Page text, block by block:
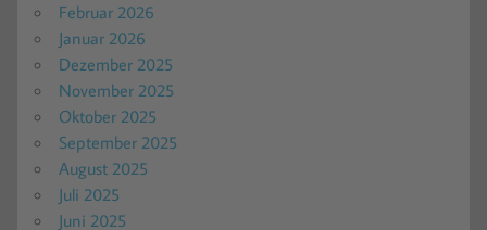
Februar 2026
Januar 2026
Dezember 2025
November 2025
Oktober 2025
September 2025
August 2025
Juli 2025
Juni 2025